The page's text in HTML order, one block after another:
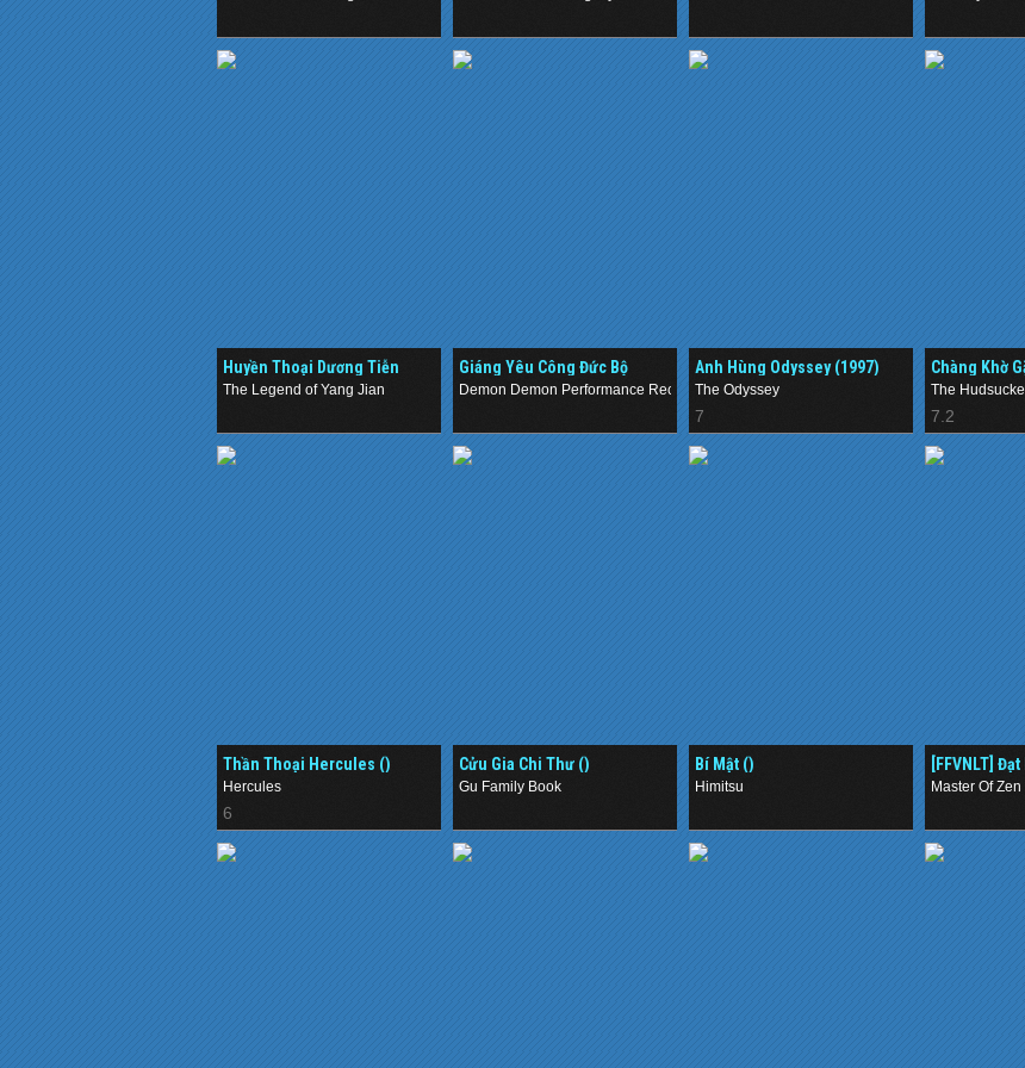
Huyền Thoại Dương Tiễn
(2019)
The Legend of Yang Jian
Giáng Yêu Công Đức Bộ
(2019)
Demon Demon Performance Record
Anh Hùng Odyssey (1997)
The Odyssey
7
Chàng Khờ
The
7.2
Thần Thoại Hercules ()
Hercules
6
Cửu Gia Chi Thư ()
Gu Family Book
Bí Mật ()
Himitsu
[FFVNLT]
Master Of Zen